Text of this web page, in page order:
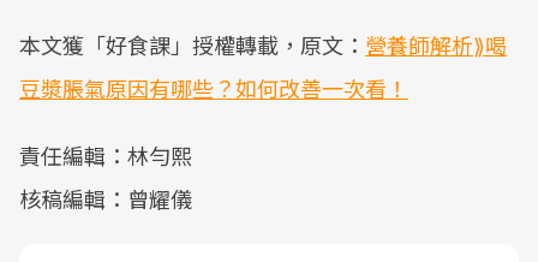
本文獲「好食課」授權轉載，原文： 營養師解析⟫喝
豆漿脹氣原因有哪些？如何改善一次看！
責任編輯：林勻熙
核稿編輯：曾耀儀